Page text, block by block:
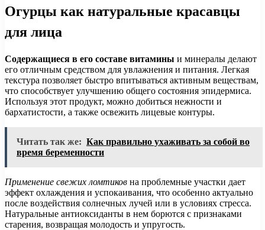
Огурцы как натуральные красавцы
для лица
Содержащиеся в его составе витамины и минералы делают
его отличным средством для увлажнения и питания. Легкая
текстура позволяет быстро впитываться активным веществам,
что способствует улучшению общего состояния эпидермиса.
Используя этот продукт, можно добиться нежности и
бархатистости, а также освежить лицевые контуры.
Читать так же: Как правильно ухаживать за собой во
время беременности
Применение свежих ломтиков на проблемные участки дает
эффект охлаждения и успокаивания, что особенно актуально
после воздействия солнечных лучей или в условиях стресса.
Натуральные антиоксиданты в нем борются с признаками
старения, возвращая молодость и упругость.